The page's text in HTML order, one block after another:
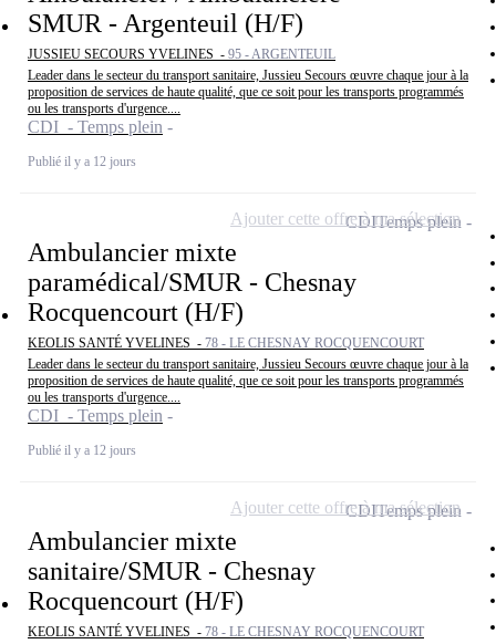
SMUR - Argenteuil (H/F)
JUSSIEU SECOURS YVELINES - 95 - ARGENTEUIL
Leader dans le secteur du transport sanitaire, Jussieu Secours œuvre chaque jour à la
proposition de services de haute qualité, que ce soit pour les transports programmés
ou les transports d'urgence....
CDI - Temps plein
Publié il y a 12 jours
Ambulancier mixte
paramédical/SMUR - Chesnay
Rocquencourt (H/F)
KEOLIS SANTÉ YVELINES - 78 - LE CHESNAY ROCQUENCOURT
Leader dans le secteur du transport sanitaire, Jussieu Secours œuvre chaque jour à la
proposition de services de haute qualité, que ce soit pour les transports programmés
ou les transports d'urgence....
CDI - Temps plein
Publié il y a 12 jours
CDITemps plein
Ajouter cette offre à ma sélection
Ambulancier mixte
sanitaire/SMUR - Chesnay
Rocquencourt (H/F)
KEOLIS SANTÉ YVELINES - 78 - LE CHESNAY ROCQUENCOURT
CDITemps plein
Ajouter cette offre à ma sélection